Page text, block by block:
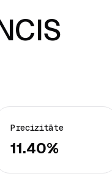
Precizitāte
11.40%